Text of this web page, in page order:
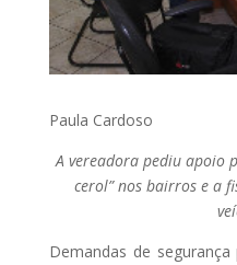
Paula Cardoso
A vereadora pediu apoio
cerol” nos bairros e a
Demandas de